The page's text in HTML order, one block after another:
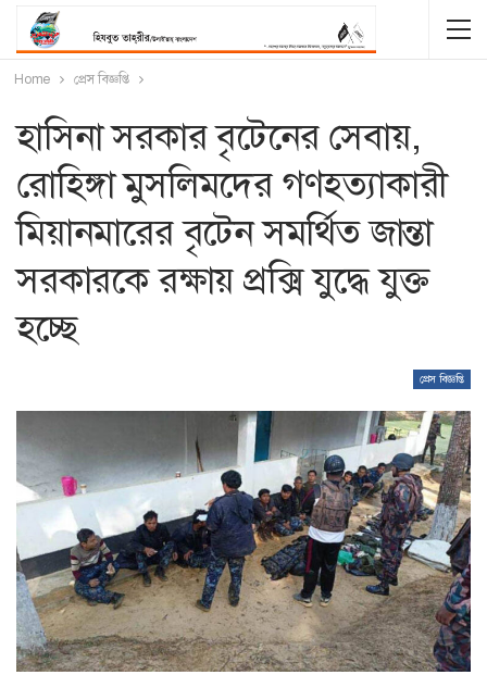
Home প্রেস বিজ্ঞপ্তি
হাসিনা সরকার বৃটেনের সেবায়,
রোহিঙ্গা মুসলিমদের গণহত্যাকারী
মিয়ানমারের বৃটেন সমর্থিত জান্তা
সরকারকে রক্ষায় প্রক্সি যুদ্ধে যুক্ত
হচ্ছে
প্রেস বিজ্ঞপ্তি